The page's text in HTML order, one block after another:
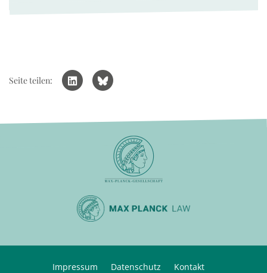
Seite teilen:
Impressum Datenschutz Kontakt